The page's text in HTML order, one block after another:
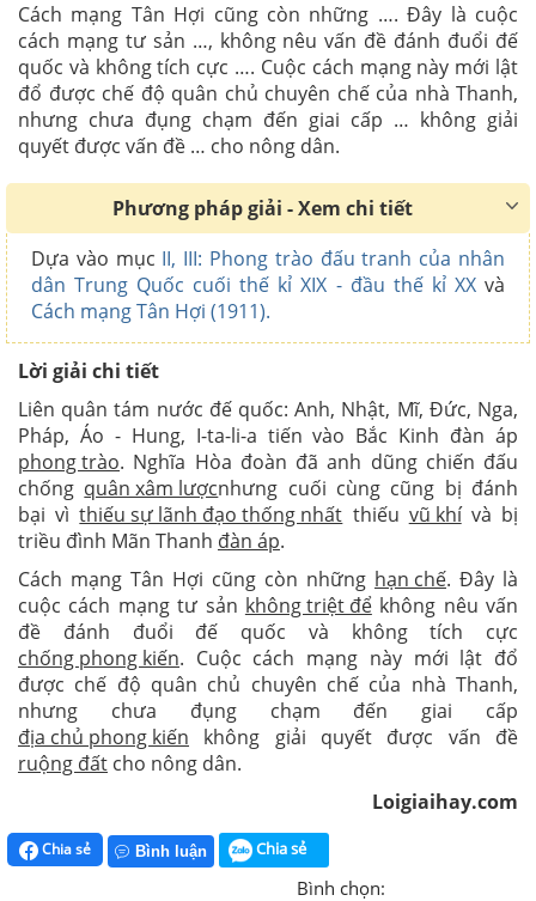
Cách mạng Tân Hợi cũng còn những …. Đây là cuộc
cách mạng tư sản …, không nêu vấn đề đánh đuổi đế
quốc và không tích cực …. Cuộc cách mạng này mới lật
đổ được chế độ quân chủ chuyên chế của nhà Thanh,
nhưng chưa đụng chạm đến giai cấp … không giải
quyết được vấn đề … cho nông dân.
Phương pháp giải - Xem chi tiết
Dựa vào mục II, III: Phong trào đấu tranh của nhân
dân Trung Quốc cuối thế kỉ XIX - đầu thế kỉ XXvà
Cách mạng Tân Hợi (1911).
Lời giải chi tiết
Liên quân tám nước đế quốc: Anh, Nhật, Mĩ, Đức, Nga,
Pháp, Áo - Hung, I-ta-li-a tiến vào Bắc Kinh đàn áp
phong trào. Nghĩa Hòa đoàn đã anh dũng chiến đấu
chống quân xâm lượcnhưng cuối cùng cũng bị đánh
bại vìthiếu sự lãnh đạo thống nhất thiếu vũ khívà bị
triều đình Mãn Thanh đàn áp.
Cách mạng Tân Hợi cũng còn những hạn chế. Đây là
cuộc cách mạng tư sản không triệt đểkhông nêu vấn
đề đánh đuổi đế quốc và không tích cực
chống phong kiến. Cuộc cách mạng này mới lật đổ
được chế độ quân chủ chuyên chế của nhà Thanh,
nhưng chưa đụng chạm đến giai cấp
địa chủ phong kiến không giải quyết được vấn đề
ruộng đất cho nông dân.
Loigiaihay.com
Chia sẻ Bình luận Chia sẻ
Bình chọn: